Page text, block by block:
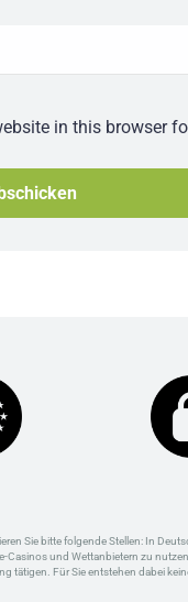
in this browser
Sie bitte folgende Stellen: In
und Wettanbietern zu
tätigen. Für Sie entstehen dabei